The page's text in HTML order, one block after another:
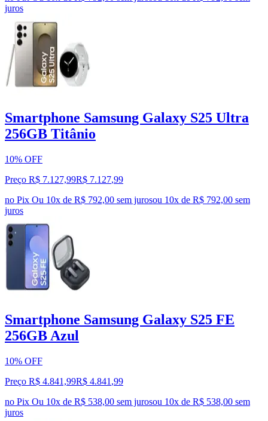
juros
Smartphone Samsung Galaxy S25 Ultra
256GB Titânio
10% OFF
Preço R$ 7.127,99R$ 7.127,99
no Pix Ou 10x de R$ 792,00 sem jurosou 10x de R$ 792,00 sem
juros
Smartphone Samsung Galaxy S25 FE
256GB Azul
10% OFF
Preço R$ 4.841,99R$ 4.841 ,99
no Pix Ou 10x de R$ 538,00 sem jurosou 10x de R$ 538,00 sem
juros